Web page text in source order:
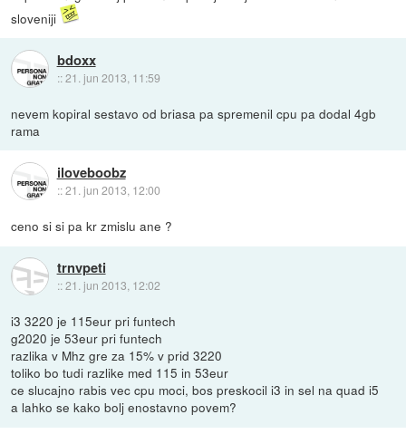
sloveniji
bdoxx
::21. jun 2013, 11:59
nevem kopiral sestavo od briasa pa spremenil cpu pa dodal 4gb
rama
iloveboobz
::21. jun 2013, 12:00
ceno si si pa kr zmislu ane ?
trnvpeti
::21. jun 2013, 12:02
i3 3220 je 115eur pri funtech
g2020 je 53eur pri funtech
razlika v Mhz gre za 15% v prid 3220
toliko bo tudi razlike med 115 in 53eur
ce slucajno rabis vec cpu moci, bos preskocil i3 in sel na quad i5
a lahko se kako bolj enostavno povem?